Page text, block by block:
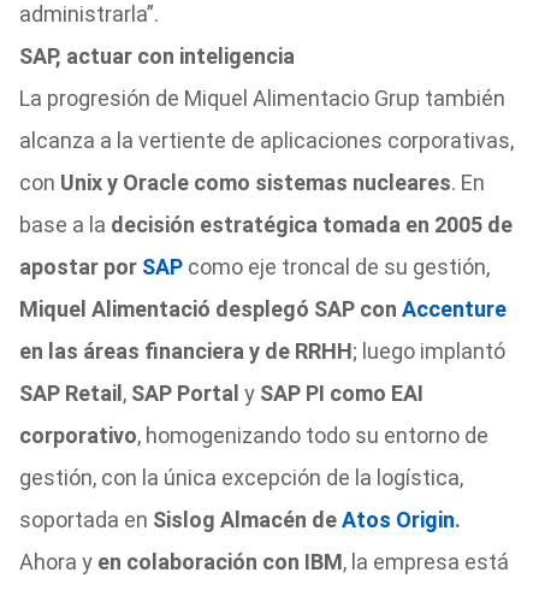
administrarla”.
SAP, actuar con inteligencia
La progresión de Miquel Alimentacio Grup también
alcanza a la vertiente de aplicaciones corporativas,
con Unix y Oracle como sistemas nucleares. En
base a la decisión estratégica tomada en 2005 de
apostar por SAPcomo eje troncal de su gestión,
Miquel Alimentació desplegó SAP con Accenture
en las áreas financiera y de RRHH; luego implantó
SAP Retail , SAP Portal y SAP PI como EAI
corporativo, homogenizando todo su entorno de
gestión, con la única excepción de la logística,
soportada en Sislog Almacén deAtos Origin.
Ahora y en colaboración con IBM, la empresa está